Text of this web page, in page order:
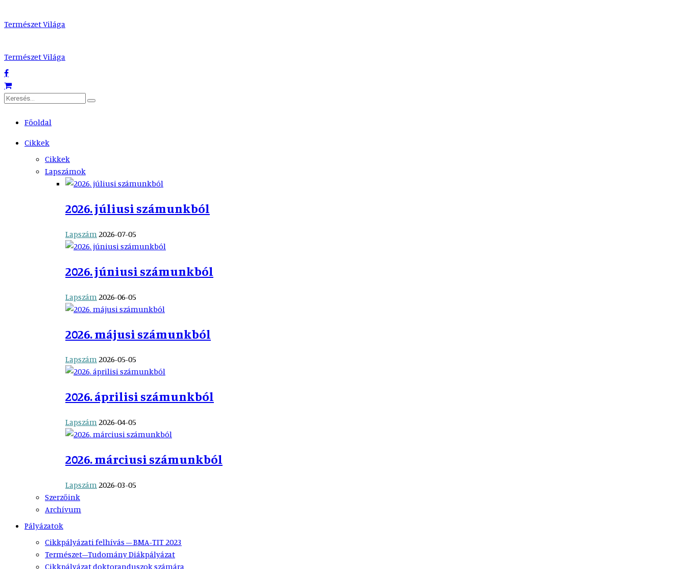
Természet Világa
Természet Világa
Főoldal
Cikkek
Cikkek
Lapszámok
2026. júliusi számunkból
Lapszám 2026-07-05
2026. júniusi számunkból
Lapszám 2026-06-05
2026. májusi számunkból
Lapszám2026-05-05
2026. áprilisi számunkból
Lapszám2026-04-05
2026. márciusi számunkból
Lapszám2026-03-05
Szerzőink
Archívum
Pályázatok
Cikkpályázati felhívás – BMA-TIT 2023
Természet–Tudomány Diákpályázat
Cikkpályázat doktoranduszok számára